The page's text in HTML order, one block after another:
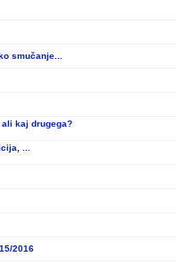
smučanje...
kaj drugega?
...
2016